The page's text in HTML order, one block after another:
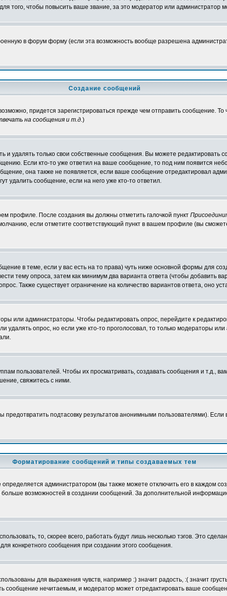
того, чтобы повысить ваше звание, за это модератор или администратор
в форум форму (если эта возможность вообще разрешена
Создание сообщений
придется зарегистрироваться прежде чем отправить сообщение.
на сообщения и т.д.)
удалять только свои собственные сообщения. Вы можете редактировать
Если кто-то уже ответил на ваше сообщение, то под ним появится
она также не появляется, если ваше сообщение отредактировал
удалить сообщение, если на него уже кто-то ответил.
профиле. После создания вы должны отметить галочкой пункт
если отметите соответствующий пункт в вашем профиле (вы
в теме, если у вас есть на то права) чуть ниже основной формы для
тему опроса, затем как минимум два варианта ответа (чтобы добавить
Также существует ограничение на количество вариантов ответа, оно
или администраторы. Чтобы редактировать опрос, перейдите к
удалять опрос, но если уже кто-то проголосовал, то только модераторы
пользователей. Чтобы их просматривать, создавать сообщения и т.д.,
свяжитесь с ними.
предотвратить подтасовку результатов анонимными пользователями).
Форматирование сообщений и типы создаваемых тем
администратором (вы также можете отключить его в каждом
возможностей в создании сообщений. За дополнительной
то, скорее всего, работать будут лишь несколько тэгов. Это
конкретного сообщения при создании этого сообщения.
для выражения чувств, например :) значит радость, :( значит
сообщение нечитаемым, и модератор может отредактировать ваше